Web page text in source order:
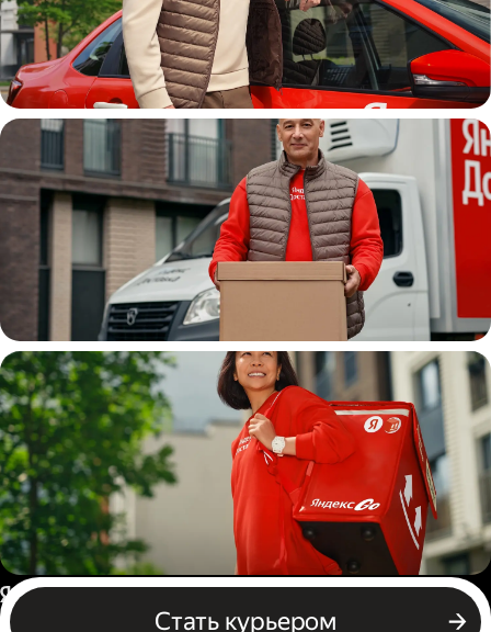
Автокурьер
Водитель
грузовой машины
Пеший курьер
Стать курьером
Россия